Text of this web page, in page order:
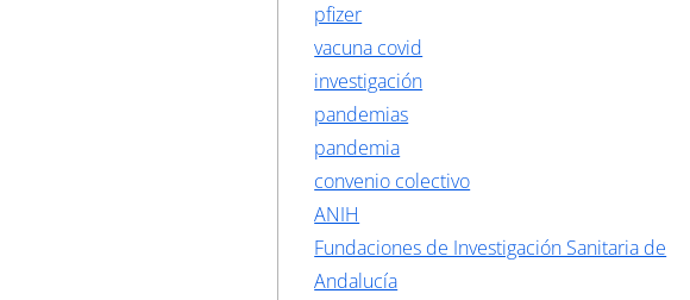
pfizer
vacuna covid
investigación
pandemias
pandemia
convenio colectivo
ANIH
Fundaciones de Investigación Sanitaria de
Andalucía